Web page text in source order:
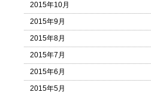
2015年10月
2015年9月
2015年8月
2015年7月
2015年6月
2015年5月